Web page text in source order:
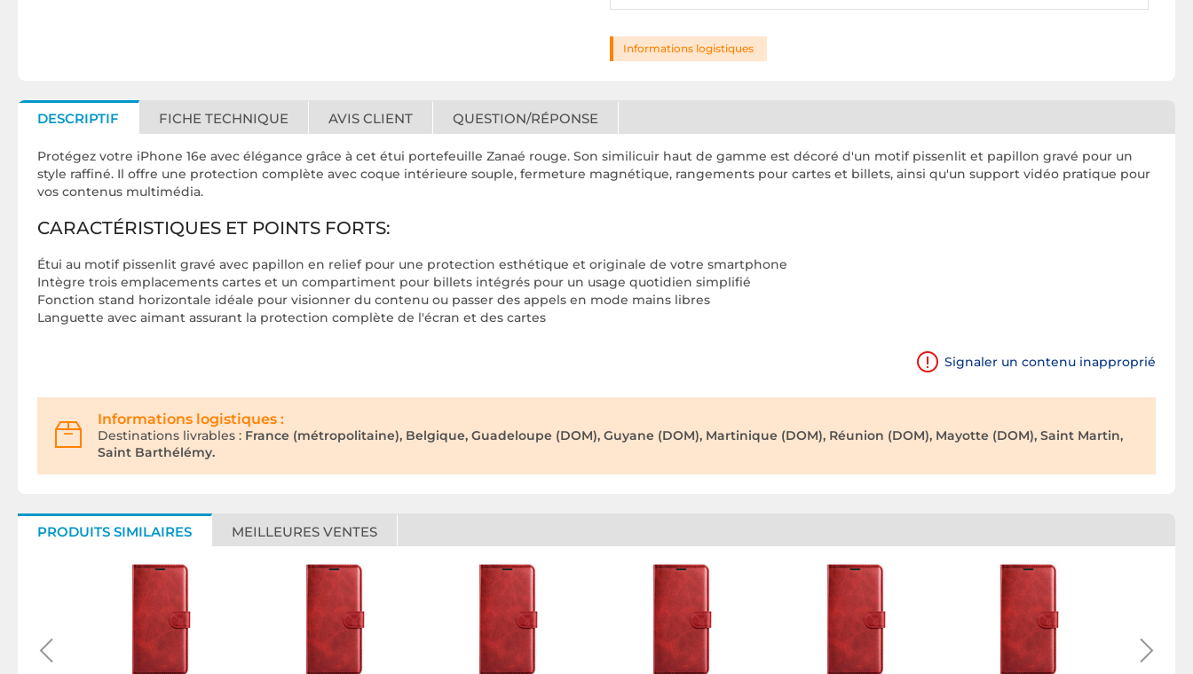
Informations logistiques
DESCRIPTIF FICHE TECHNIQUE AVIS CLIENT QUESTION/RÉPONSE
Protégez votre iPhone 16e avec élégance grâce à cet étui portefeuille Zanaé rouge. Son similicuir haut de gamme est décoré d'un motif pissenlit et papillon gravé pour un
style raffiné. Il offre une protection complète avec coque intérieure souple, fermeture magnétique, rangements pour cartes et billets, ainsi qu'un support vidéo pratique pour
vos contenus multimédia.
CARACTÉRISTIQUES ET POINTS FORTS:
Étui au motif pissenlit gravé avec papillon en relief pour une protection esthétique et originale de votre smartphone
Intègre trois emplacements cartes et un compartiment pour billets intégrés pour un usage quotidien simplifié
Fonction stand horizontale idéale pour visionner du contenu ou passer des appels en mode mains libres
Languette avec aimant assurant la protection complète de l'écran et des cartes
Signaler un contenu inapproprié
Informations logistiques :
Destinations livrables : France (métropolitaine), Belgique, Guadeloupe (DOM), Guyane (DOM), Martinique (DOM), Réunion (DOM), Mayotte (DOM), Saint Martin,
Saint Barthélémy.
PRODUITS SIMILAIRES MEILLEURES VENTES